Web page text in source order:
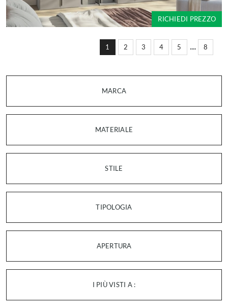
MARCA
MATERIALE
STILE
TIPOLOGIA
APERTURA
I PIÙ VISTI A :
1 2 3 4 5 .... 8
RICHIEDI PREZZO